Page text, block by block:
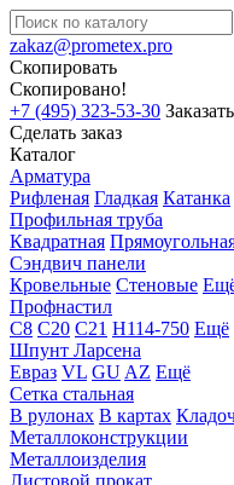
zakaz@prometex.pro
Скопировать
Скопировано!
+7 (495) 323-53-30
Сделать заказ
Каталог
Арматура
Рифленая Гладкая Катанка
Профильная труба
Квадратная
Сэндвич панели
Кровельные Стеновые
Профнастил
С8 С20 С21 Н114-750 Ещё
Шпунт Ларсена
Евраз VL GU AZ Ещё
Сетка стальная
В рулонах В картах
Металлоконструкции
Металлоизделия
Листовой прокат